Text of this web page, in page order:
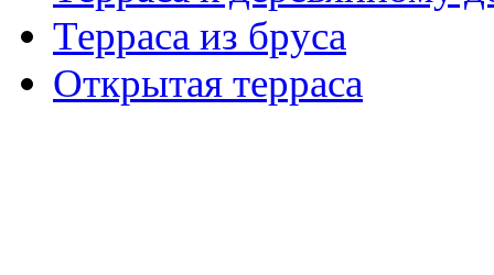
Терраса из бруса
Открытая терраса